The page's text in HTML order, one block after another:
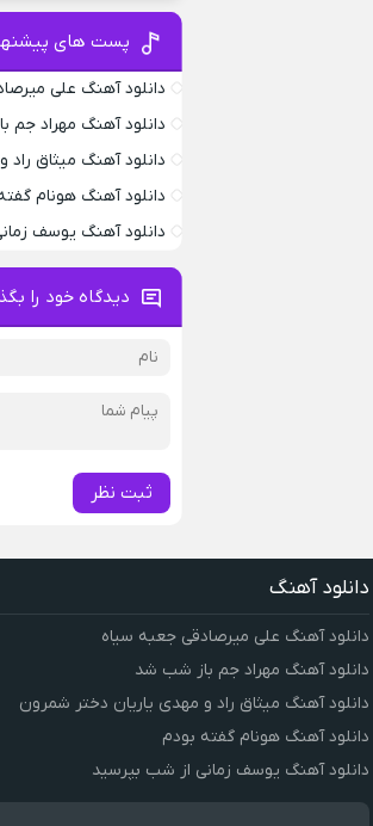
پست های
دانلود آهنگ علی
دانلود آهنگ مهراد جم
دانلود آهنگ میثاق
دانلود آهنگ هونام
دانلود آهنگ یوسف
دیدگاه خود را
ثبت نظر
دانلود آهنگ
دانلود آهنگ علی میرصادقی جعبه سیاه
دانلود آهنگ مهراد جم باز شب شد
دانلود آهنگ میثاق راد و مهدی یاریان دختر شمرون
دانلود آهنگ هونام گفته بودم
دانلود آهنگ یوسف زمانی از شب بپرسید